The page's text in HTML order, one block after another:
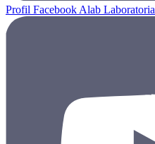
Profil Facebook Alab Laboratoria